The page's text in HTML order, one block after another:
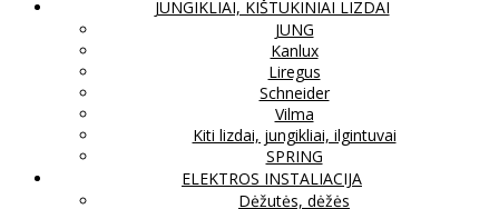
JUNGIKLIAI, KIŠTUKINIAI LIZDAI
JUNG
Kanlux
Liregus
Schneider
Vilma
Kiti lizdai, jungikliai, ilgintuvai
SPRING
ELEKTROS INSTALIACIJA
Dėžutės, dėžės